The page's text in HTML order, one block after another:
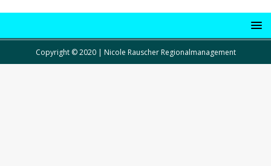
Copyright © 2020 | Nicole Rauscher Regionalmanagement